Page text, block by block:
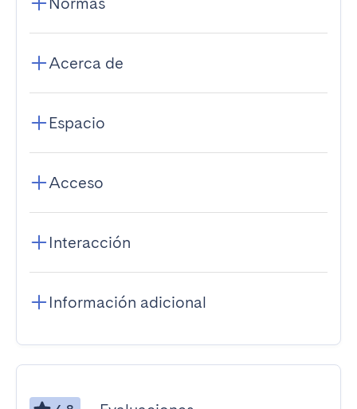
Acerca de
Espacio
Acceso
Interacción
Información adicional